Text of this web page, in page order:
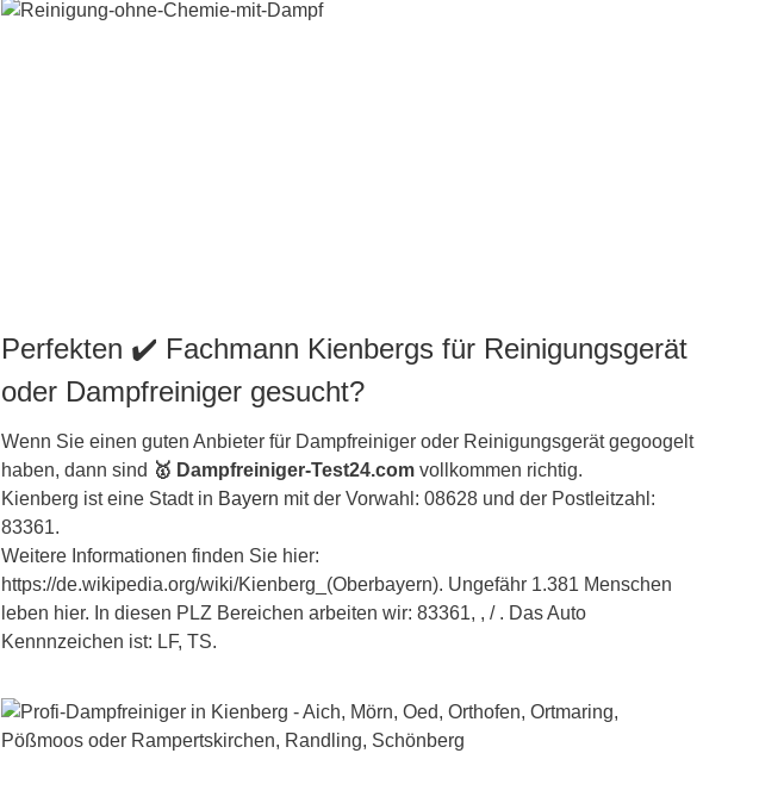
Perfekten ✔️ Fachmann Kienbergs für Reinigungsgerät
oder Dampfreiniger gesucht?
Wenn Sie einen guten Anbieter für Dampfreiniger oder Reinigungsgerät gegoogelt
haben, dann sind 🥇 Dampfreiniger-Test24.com vollkommen richtig.
Kienberg ist eine Stadt in Bayern mit der Vorwahl: 08628 und der Postleitzahl:
83361.
Weitere Informationen finden Sie hier:
https://de.wikipedia.org/wiki/Kienberg_(Oberbayern). Ungefähr 1.381 Menschen
leben hier. In diesen PLZ Bereichen arbeiten wir: 83361, , / . Das Auto
Kennnzeichen ist: LF, TS.